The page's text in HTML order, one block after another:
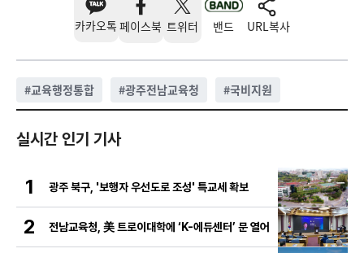
카카오톡 페이스북 트위터 밴드 URL복사
#교육행정통합 #광주전남교육청 #국비지원
실시간 인기 기사
1 광주 북구, '보행자 우선도로 조성' 특교세 확보
2 전남교육청, 美 트로이대학에 ‘K-에듀센터’ 문 열어